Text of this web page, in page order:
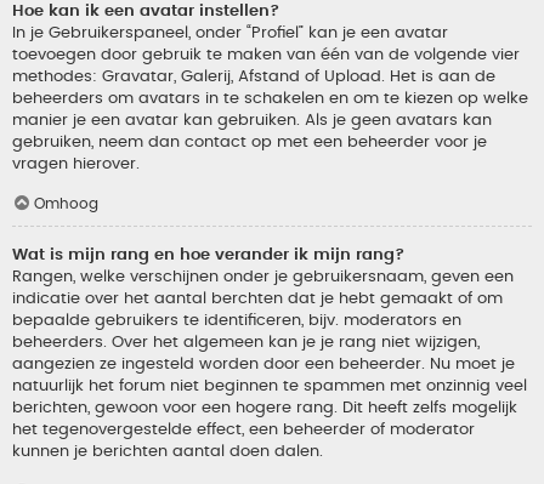
Hoe kan ik een avatar instellen?
In je Gebruikerspaneel, onder “Profiel” kan je een avatar
toevoegen door gebruik te maken van één van de volgende vier
methodes: Gravatar, Galerij, Afstand of Upload. Het is aan de
beheerders om avatars in te schakelen en om te kiezen op welke
manier je een avatar kan gebruiken. Als je geen avatars kan
gebruiken, neem dan contact op met een beheerder voor je
vragen hierover.
Omhoog
Wat is mijn rang en hoe verander ik mijn rang?
Rangen, welke verschijnen onder je gebruikersnaam, geven een
indicatie over het aantal berchten dat je hebt gemaakt of om
bepaalde gebruikers te identificeren, bijv. moderators en
beheerders. Over het algemeen kan je je rang niet wijzigen,
aangezien ze ingesteld worden door een beheerder. Nu moet je
natuurlijk het forum niet beginnen te spammen met onzinnig veel
berichten, gewoon voor een hogere rang. Dit heeft zelfs mogelijk
het tegenovergestelde effect, een beheerder of moderator
kunnen je berichten aantal doen dalen.